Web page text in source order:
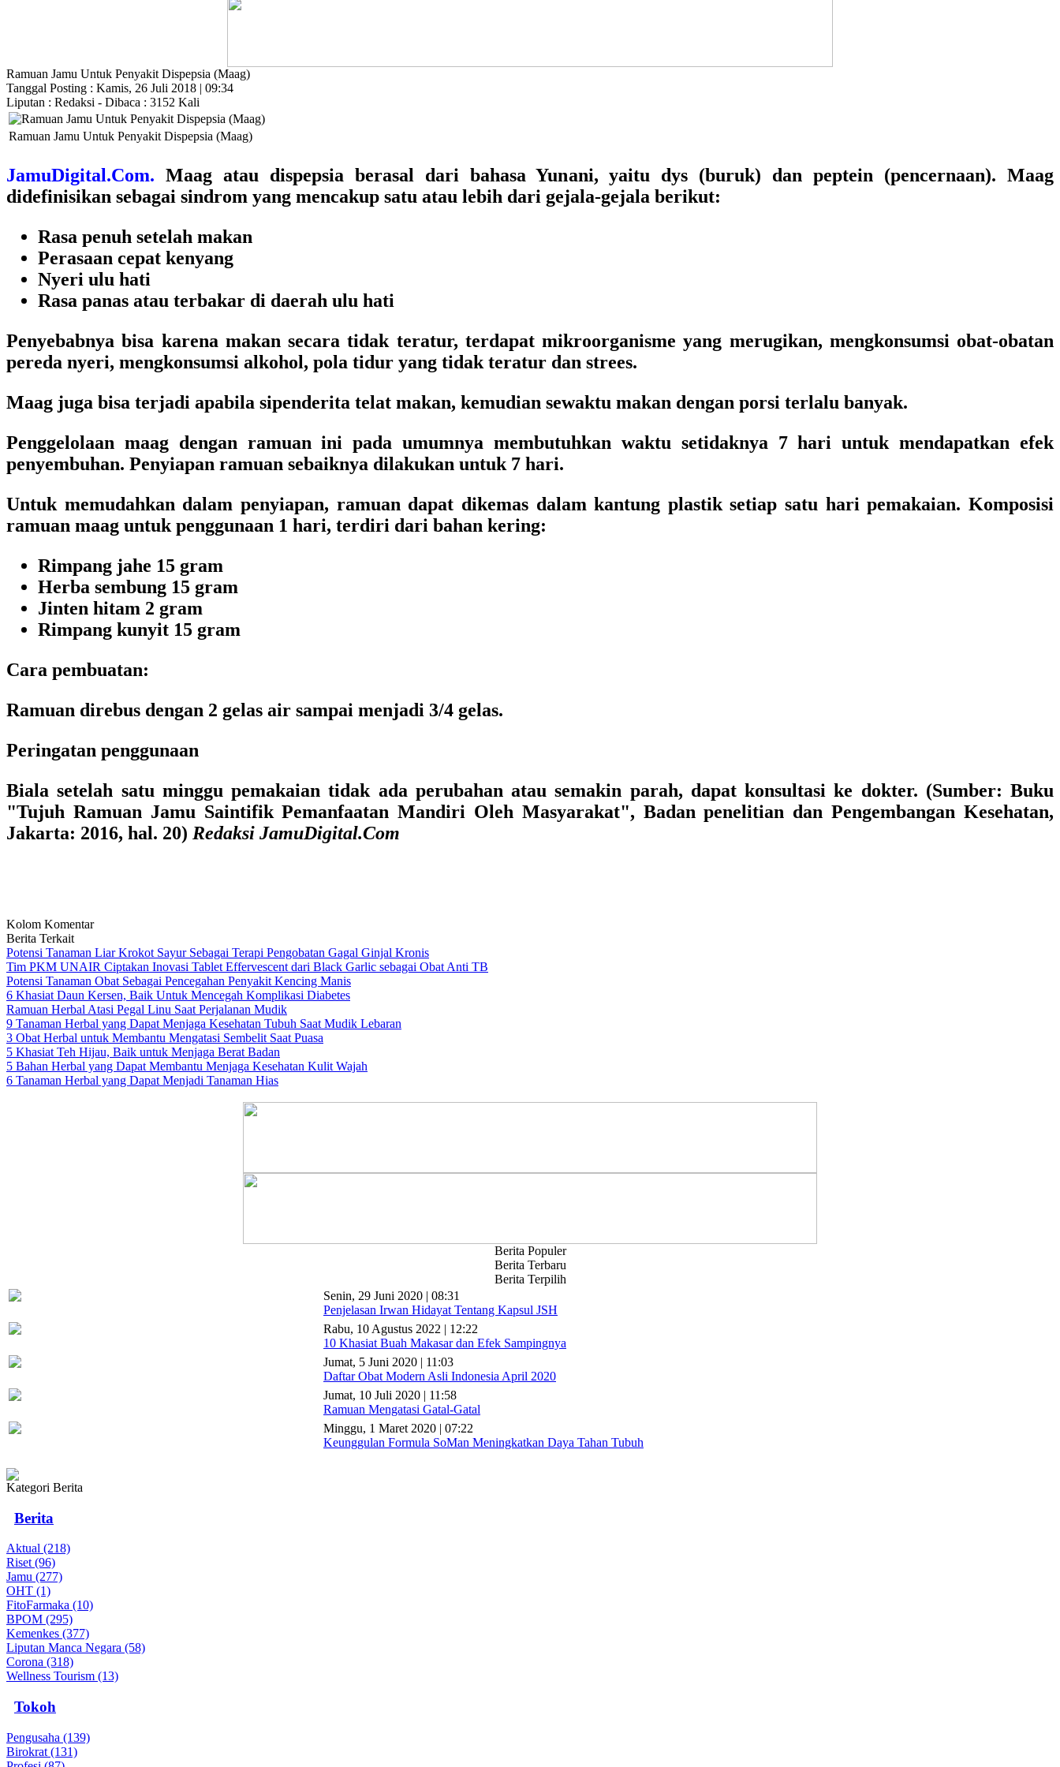
Ramuan Jamu Untuk Penyakit Dispepsia (Maag)
Tanggal Posting : Kamis, 26 Juli 2018 | 09:34
Liputan : Redaksi - Dibaca : 3152 Kali
Ramuan Jamu Untuk Penyakit Dispepsia (Maag)
JamuDigital.Com. Maag atau dispepsia berasal dari bahasa Yunani, yaitu dys (buruk) dan peptein (pencernaan). Maag
didefinisikan sebagai sindrom yang mencakup satu atau lebih dari gejala-gejala berikut:
Rasa penuh setelah makan
Perasaan cepat kenyang
Nyeri ulu hati
Rasa panas atau terbakar di daerah ulu hati
Penyebabnya bisa karena makan secara tidak teratur, terdapat mikroorganisme yang merugikan, mengkonsumsi obat-obatan
pereda nyeri, mengkonsumsi alkohol, pola tidur yang tidak teratur dan strees.
Maag juga bisa terjadi apabila sipenderita telat makan, kemudian sewaktu makan dengan porsi terlalu banyak.
Penggelolaan maag dengan ramuan ini pada umumnya membutuhkan waktu setidaknya 7 hari untuk mendapatkan efek
penyembuhan. Penyiapan ramuan sebaiknya dilakukan untuk 7 hari.
Untuk memudahkan dalam penyiapan, ramuan dapat dikemas dalam kantung plastik setiap satu hari pemakaian. Komposisi
ramuan maag untuk penggunaan 1 hari, terdiri dari bahan kering:
Rimpang jahe 15 gram
Herba sembung 15 gram
Jinten hitam 2 gram
Rimpang kunyit 15 gram
Cara pembuatan:
Ramuan direbus dengan 2 gelas air sampai menjadi 3/4 gelas.
Peringatan penggunaan
Biala setelah satu minggu pemakaian tidak ada perubahan atau semakin parah, dapat konsultasi ke dokter. (Sumber: Buku
"Tujuh Ramuan Jamu Saintifik Pemanfaatan Mandiri Oleh Masyarakat", Badan penelitian dan Pengembangan Kesehatan,
Jakarta: 2016, hal. 20) Redaksi JamuDigital.Com
Kolom Komentar
Berita Terkait
Potensi Tanaman Liar Krokot Sayur Sebagai Terapi Pengobatan Gagal Ginjal Kronis
Tim PKM UNAIR Ciptakan Inovasi Tablet Effervescent dari Black Garlic sebagai Obat Anti TB
Potensi Tanaman Obat Sebagai Pencegahan Penyakit Kencing Manis
6 Khasiat Daun Kersen, Baik Untuk Mencegah Komplikasi Diabetes
Ramuan Herbal Atasi Pegal Linu Saat Perjalanan Mudik
9 Tanaman Herbal yang Dapat Menjaga Kesehatan Tubuh Saat Mudik Lebaran
3 Obat Herbal untuk Membantu Mengatasi Sembelit Saat Puasa
5 Khasiat Teh Hijau, Baik untuk Menjaga Berat Badan
5 Bahan Herbal yang Dapat Membantu Menjaga Kesehatan Kulit Wajah
6 Tanaman Herbal yang Dapat Menjadi Tanaman Hias
Berita Populer
Berita Terbaru
Berita Terpilih
Senin, 29 Juni 2020 | 08:31
Penjelasan Irwan Hidayat Tentang Kapsul JSH
Rabu, 10 Agustus 2022 | 12:22
10 Khasiat Buah Makasar dan Efek Sampingnya
Jumat, 5 Juni 2020 | 11:03
Daftar Obat Modern Asli Indonesia April 2020
Jumat, 10 Juli 2020 | 11:58
Ramuan Mengatasi Gatal-Gatal
Minggu, 1 Maret 2020 | 07:22
Keunggulan Formula SoMan Meningkatkan Daya Tahan Tubuh
Kategori Berita
Berita
Aktual (218)
Riset (96)
Jamu (277)
OHT (1)
FitoFarmaka (10)
BPOM (295)
Kemenkes (377)
Liputan Manca Negara (58)
Corona (318)
Wellness Tourism (13)
Tokoh
Pengusaha (139)
Birokrat (131)